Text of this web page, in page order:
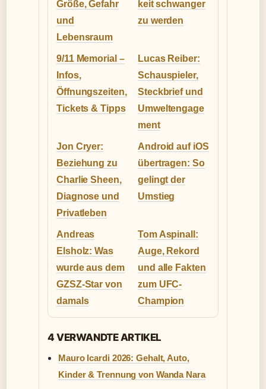
Größe, Gefahr
und
Lebensraum
keit schwanger
zu werden
9/11 Memorial –
Infos,
Öffnungszeiten,
Tickets & Tipps
Lucas Reiber:
Schauspieler,
Steckbrief und
Umweltengage
ment
Jon Cryer:
Beziehung zu
Charlie Sheen,
Diagnose und
Privatleben
Android auf iOS
übertragen: So
gelingt der
Umstieg
Andreas
Elsholz: Was
wurde aus dem
GZSZ-Star von
damals
Tom Aspinall:
Auge, Rekord
und alle Fakten
zum UFC-
Champion
4 VERWANDTE ARTIKEL
Mauro Icardi 2026: Gehalt, Auto,
Kinder & Trennung von Wanda Nara